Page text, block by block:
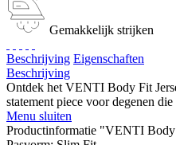
Gemakkelijk strijken
Beschrijving Eigenschaften
Beschrijving
Ontdek het VENTI Body Fit
statement piece voor degenen die
Menu sluiten
Productinformatie "VENTI